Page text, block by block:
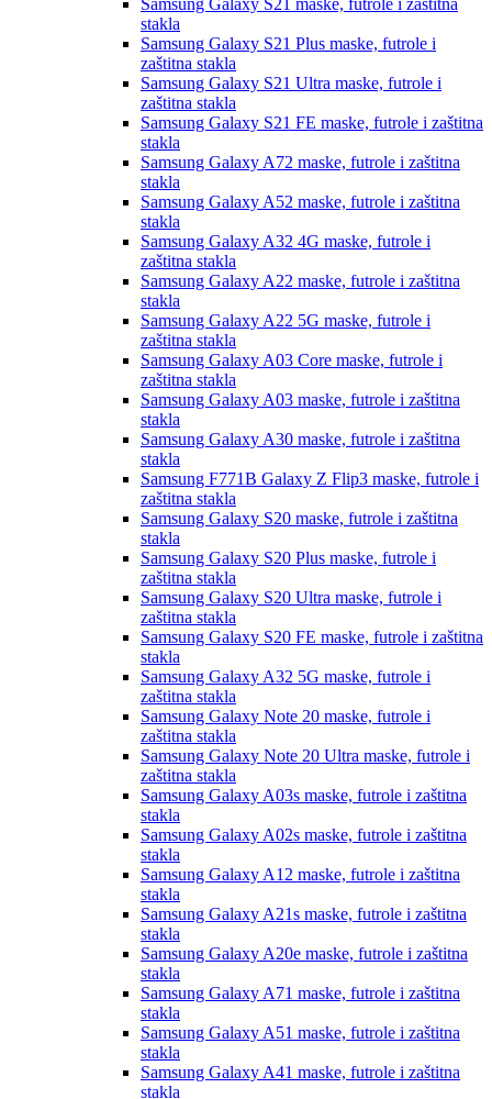
Samsung Galaxy S21 maske, futrole i zaštitna
stakla
Samsung Galaxy S21 Plus maske, futrole i
zaštitna stakla
Samsung Galaxy S21 Ultra maske, futrole i
zaštitna stakla
Samsung Galaxy S21 FE maske, futrole i zaštitna
stakla
Samsung Galaxy A72 maske, futrole i zaštitna
stakla
Samsung Galaxy A52 maske, futrole i zaštitna
stakla
Samsung Galaxy A32 4G maske, futrole i
zaštitna stakla
Samsung Galaxy A22 maske, futrole i zaštitna
stakla
Samsung Galaxy A22 5G maske, futrole i
zaštitna stakla
Samsung Galaxy A03 Core maske, futrole i
zaštitna stakla
Samsung Galaxy A03 maske, futrole i zaštitna
stakla
Samsung Galaxy A30 maske, futrole i zaštitna
stakla
Samsung F771B Galaxy Z Flip3 maske, futrole i
zaštitna stakla
Samsung Galaxy S20 maske, futrole i zaštitna
stakla
Samsung Galaxy S20 Plus maske, futrole i
zaštitna stakla
Samsung Galaxy S20 Ultra maske, futrole i
zaštitna stakla
Samsung Galaxy S20 FE maske, futrole i zaštitna
stakla
Samsung Galaxy A32 5G maske, futrole i
zaštitna stakla
Samsung Galaxy Note 20 maske, futrole i
zaštitna stakla
Samsung Galaxy Note 20 Ultra maske, futrole i
zaštitna stakla
Samsung Galaxy A03s maske, futrole i zaštitna
stakla
Samsung Galaxy A02s maske, futrole i zaštitna
stakla
Samsung Galaxy A12 maske, futrole i zaštitna
stakla
Samsung Galaxy A21s maske, futrole i zaštitna
stakla
Samsung Galaxy A20e maske, futrole i zaštitna
stakla
Samsung Galaxy A71 maske, futrole i zaštitna
stakla
Samsung Galaxy A51 maske, futrole i zaštitna
stakla
Samsung Galaxy A41 maske, futrole i zaštitna
stakla